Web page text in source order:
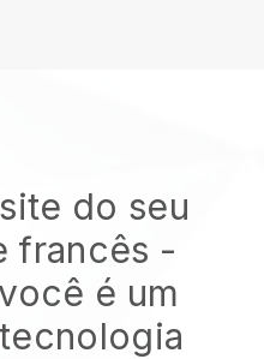
do seu
francês -
é um